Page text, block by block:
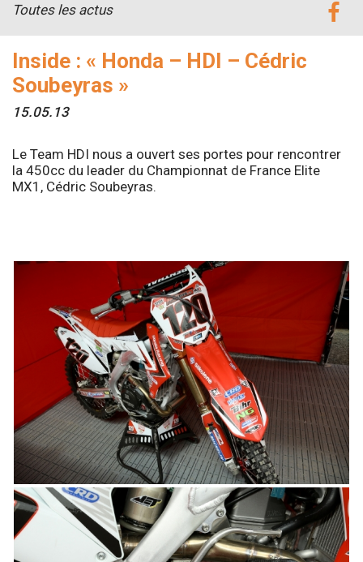
Inside : « Honda – HDI – Cédric
Soubeyras »
15.05.13
Toutes les actus
Le Team HDI nous a ouvert ses portes pour rencontrer
la 450cc du leader du Championnat de France Elite
MX1, Cédric Soubeyras.